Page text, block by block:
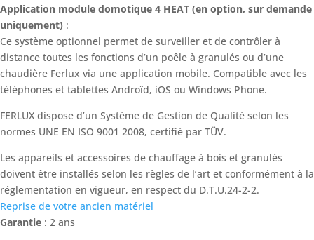
Application module domotique 4 HEAT (en option, sur demande
uniquement) :
Ce système optionnel permet de surveiller et de contrôler à
distance toutes les fonctions d’un poêle à granulés ou d’une
chaudière Ferlux via une application mobile. Compatible avec les
téléphones et tablettes Androïd, iOS ou Windows Phone.
FERLUX dispose d’un Système de Gestion de Qualité selon les
normes UNE EN ISO 9001 2008, certifié par TÜV.
Les appareils et accessoires de chauffage à bois et granulés
doivent être installés selon les règles de l’art et conformément à la
réglementation en vigueur, en respect du D.T.U.24-2-2.
Reprise de votre ancien matériel
Garantie : 2 ans